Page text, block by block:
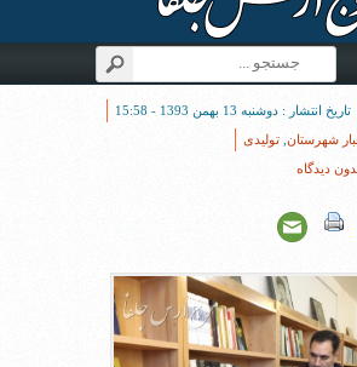
تاریخ انتشار : دوشنبه 13 بهمن 1393 - 15:58
شهرستان تولیدی
دیدگاه